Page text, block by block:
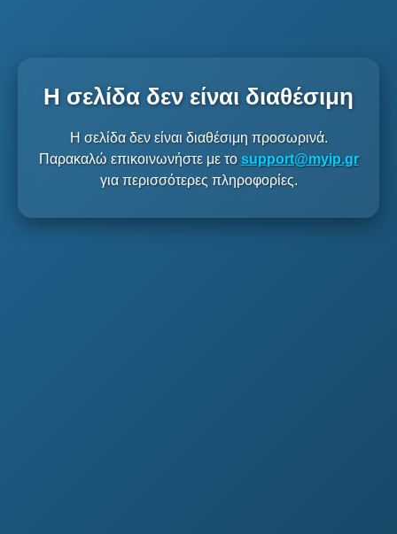
Η σελίδα δεν είναι διαθέσιμη
Η σελίδα δεν είναι διαθέσιμη προσωρινά.
Παρακαλώ επικοινωνήστε με το support@myip.gr
για περισσότερες πληροφορίες.